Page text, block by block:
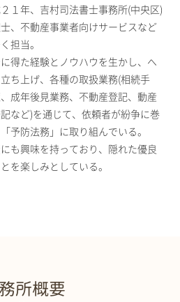
１年、吉村司法書士事務所(中央区)
、不動産事業者向けサービスなど
担当。
得た経験とノウハウを生かし、へ
ち上げ、各種の取扱業務(相続手
成年後見業務、不動産登記、動産
など)を通じて、依頼者が紛争に巻
予防法務」に取り組んでいる。
も興味を持っており、隠れた優良
を楽しみとしている。
所概要